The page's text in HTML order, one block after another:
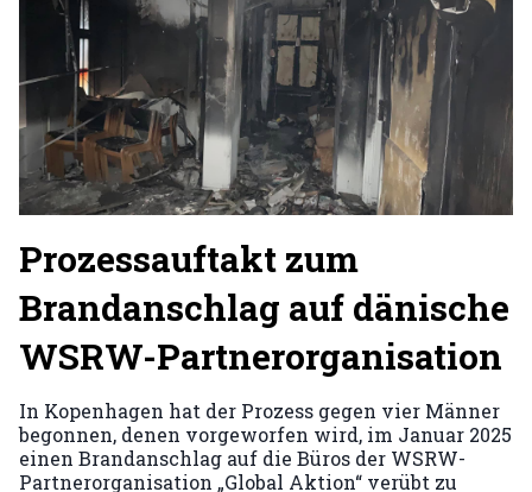
Prozessauftakt zum
Brandanschlag auf dänische
WSRW-Partnerorganisation
In Kopenhagen hat der Prozess gegen vier Männer
begonnen, denen vorgeworfen wird, im Januar 2025
einen Brandanschlag auf die Büros der WSRW-
Partnerorganisation „Global Aktion“ verübt zu